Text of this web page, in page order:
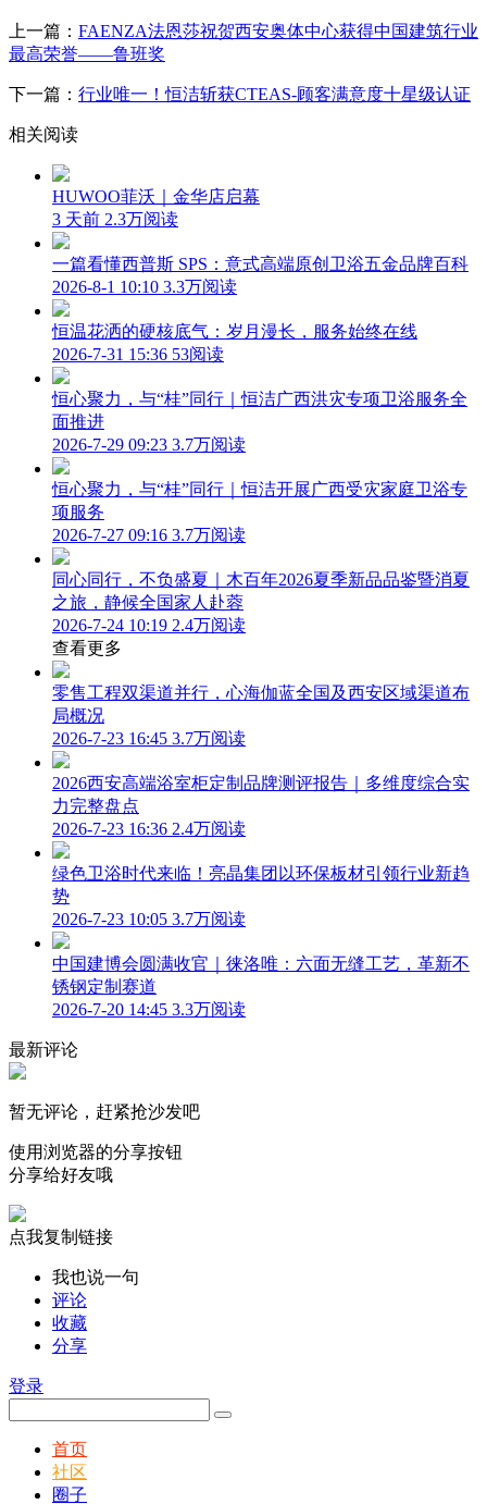
上一篇： FAENZA法恩莎祝贺西安奥体中心获得中国建筑行业
最高荣誉——鲁班奖
下一篇： 行业唯一！恒洁斩获CTEAS-顾客满意度十星级认证
相关阅读
HUWOO菲沃｜金华店启幕
3 天前 2.3万阅读
一篇看懂西普斯 SPS：意式高端原创卫浴五金品牌百科
2026-8-1 10:10 3.3万阅读
恒温花洒的硬核底气：岁月漫长，服务始终在线
2026-7-31 15:36 53阅读
恒心聚力，与“桂”同行｜恒洁广西洪灾专项卫浴服务全
面推进
2026-7-29 09:23 3.7万阅读
恒心聚力，与“桂”同行｜恒洁开展广西受灾家庭卫浴专
项服务
2026-7-27 09:16 3.7万阅读
同心同行，不负盛夏｜木百年2026夏季新品品鉴暨消夏
之旅，静候全国家人赴蓉
2026-7-24 10:19 2.4万阅读
查看更多
零售工程双渠道并行，心海伽蓝全国及西安区域渠道布
局概况
2026-7-23 16:45 3.7万阅读
2026西安高端浴室柜定制品牌测评报告｜多维度综合实
力完整盘点
2026-7-23 16:36 2.4万阅读
绿色卫浴时代来临！亮晶集团以环保板材引领行业新趋
势
2026-7-23 10:05 3.7万阅读
中国建博会圆满收官｜徕洛唯：六面无缝工艺，革新不
锈钢定制赛道
2026-7-20 14:45 3.3万阅读
最新评论
暂无评论，赶紧抢沙发吧
使用浏览器的分享按钮
分享给好友哦
点我复制链接
我也说一句
评论
收藏
分享
登录
首页
社区
圈子